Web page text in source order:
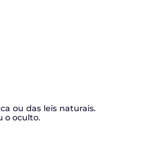
ou das leis naturais.
o oculto.